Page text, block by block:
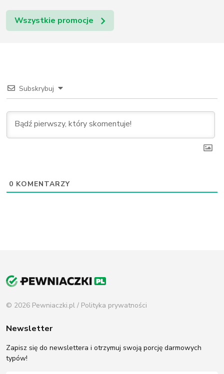
Wszystkie promocje
Subskrybuj
0 KOMENTARZY
© 2026 Pewniaczki.pl / Polityka prywatności
Newsletter
Zapisz się do newslettera i otrzymuj swoją porcję darmowych
typów!